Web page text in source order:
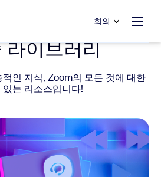
회의
이브러리
인 지식, Zoom의 모든 것에 대한
는 리소스입니다!